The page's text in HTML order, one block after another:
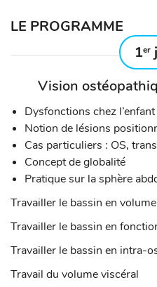
LE PROGRAMME
1er
Vision
Dysfonctions chez l’enfant
Notion de lésions
Cas particuliers : OS,
Concept de globalité
Pratique sur la sphère
Travailler le bassin en
Travailler le bassin en
Travailler le bassin en intra-
Travail du volume viscéral